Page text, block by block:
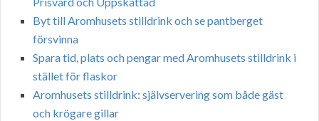
Byt till Aromhusets stilldrink och se pantberget
försvinna
Spara tid, plats och pengar med Aromhusets stilldrink i
stället för flaskor
Aromhusets stilldrink: självservering som både gäst
och krögare gillar